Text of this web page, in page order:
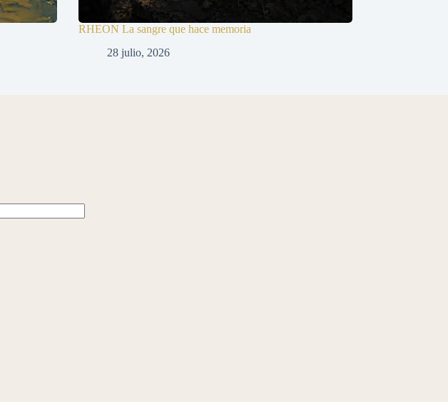
RHEON La sangre que hace memoria
28 julio, 2026